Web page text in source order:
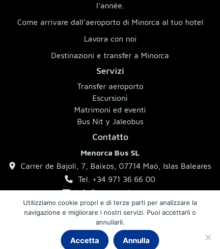
l’année.
Come arrivare dall’aeroporto di Minorca al tuo hotel
Lavora con noi
Destinazioni e transfer a Minorca
Servizi
Transfer aeroporto
Escursioni
Matrimoni ed eventi
Bus Nit y Jaleobus
Contatto
Menorca Bus SL
Carrer de Bajolí, 7, Baixos, 07714 Maó, Islas Baleares
Tel. +34 971 36 66 00
info@menorcabus.com
Note legali Informativa sulla privacy Condizioni generali
Utilizziamo cookie propri e di terze parti per analizzare la
navigazione e migliorare i nostri servizi. Puoi accettarli o
annullarli.
Accetta Annulla